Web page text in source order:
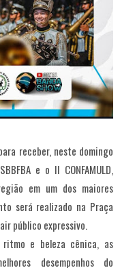
receber, neste domingo
e o II CONFAMULD,
em um dos maiores
será realizado na Praça
público expressivo.
ritmo e beleza cênica, as
desempenhos do